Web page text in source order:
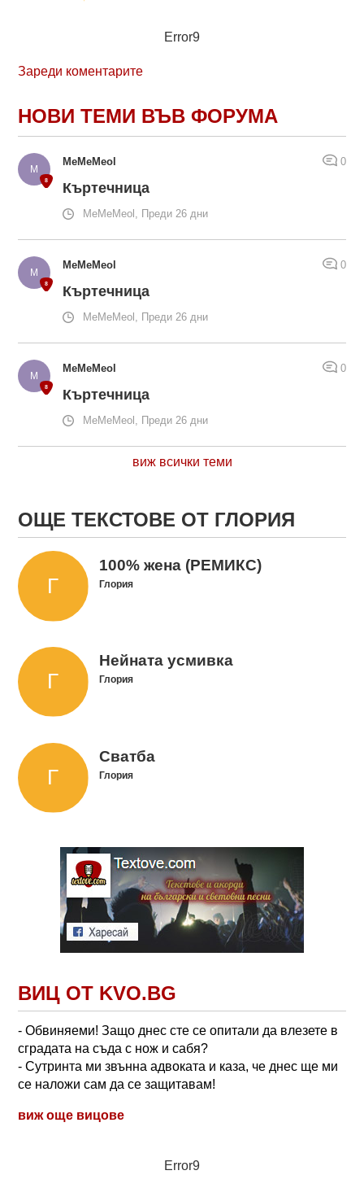
Error9
Зареди коментарите
НОВИ ТЕМИ ВЪВ ФОРУМА
MeMeMeol 0
Къртечница
MeMeMeol, Преди 26 дни
MeMeMeol 0
Къртечница
MeMeMeol, Преди 26 дни
MeMeMeol 0
Къртечница
MeMeMeol, Преди 26 дни
виж всички теми
ОЩЕ ТЕКСТОВЕ ОТ ГЛОРИЯ
100% жена (РЕМИКС)
Глория
Нейната усмивка
Глория
Сватба
Глория
ВИЦ ОТ KVO.BG
- Обвиняеми! Защо днес сте се опитали да влезете в
сградата на съда с нож и сабя?
- Сутринта ми звънна адвоката и каза, че днес ще ми
се наложи сам да се защитавам!
виж още вицове
Error9